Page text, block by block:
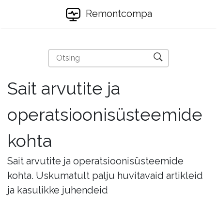
Remontcompa
Sait arvutite ja
operatsioonisüsteemide
kohta
Sait arvutite ja operatsioonisüsteemide
kohta. Uskumatult palju huvitavaid artikleid
ja kasulikke juhendeid